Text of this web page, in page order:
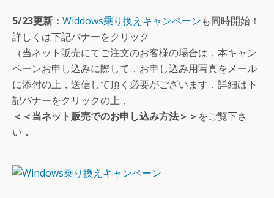
5/23更新： Widdows乗り換えキャンペーンも同時開始！
詳しくは下記バナーをクリック
（当ネット販売にてご注文のお客様の場合は，本キャン
ペーンお申し込みに際して，お申し込み用写真をメール
に添付の上，送信して頂く必要がございます．詳細は下
記バナーをクリックの上，
＜＜当ネット販売でのお申し込み方法＞＞ をご覧下さ
い．